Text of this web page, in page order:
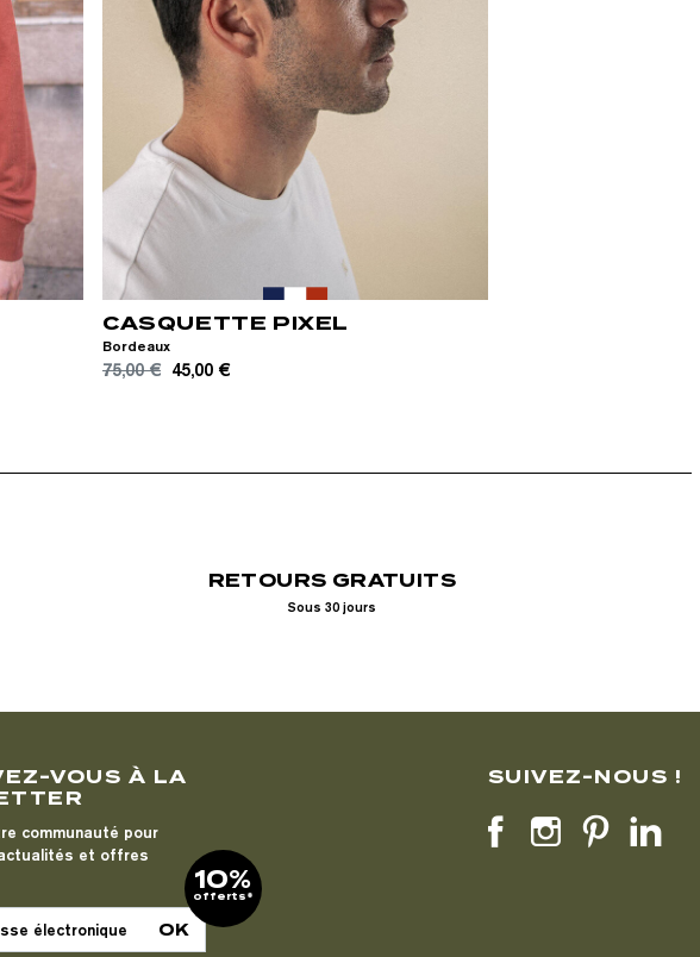
CASQUETTE PIXEL
Bordeaux
75,00 € 45,00 €
TU
RETOURS GRATUITS
Sous 30 jours
VOUS À LA
communauté pour
et offres
10%
offerts*
SUIVEZ-NOUS !